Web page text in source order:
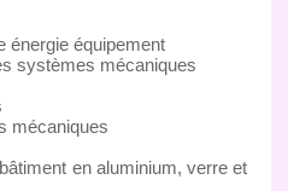
énergie équipement
systèmes mécaniques
mécaniques
en aluminium, verre et